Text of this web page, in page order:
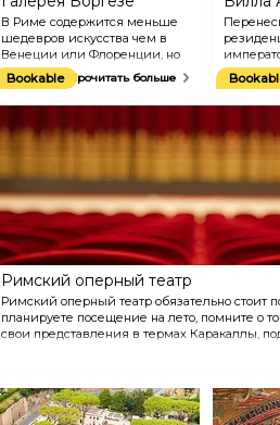
В Риме содержится меньше
шедевров искусства чем в
Венеции или Флоренции, но
галерея Боргезе,
расположенная в вилле
Боргезе Пинциана, может
мастеров как Бернини,
Фламинио Понцио.
Bookable Прочитать больше
город"
Римский оперный театр
Римский оперный театр обязательно стоит
планируете посещение на лето, помните о
свои представления в термах Каракаллы,